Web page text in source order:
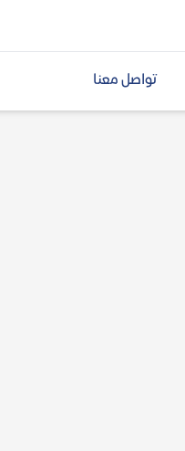
تواصل معنا